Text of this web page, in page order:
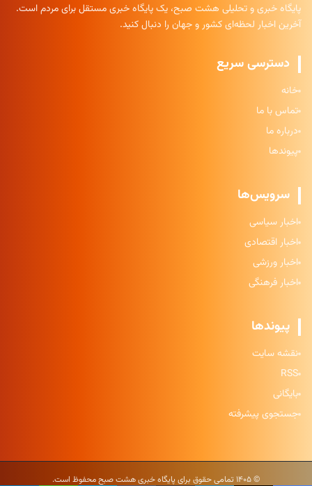
پایگاه خبری و تحلیلی هشت صبح، یک پایگاه خبری مستقل برای مردم است.
آخرین اخبار لحظه‌ای کشور و جهان را دنبال کنید.
دسترسی سریع
خانه
تماس با ما
درباره ما
پیوندها
سرویس‌ها
اخبار سیاسی
اخبار اقتصادی
اخبار ورزشی
اخبار فرهنگی
پیوندها
نقشه سایت
RSS
بایگانی
جستجوی پیشرفته
© ۱۴۰۵ تمامی حقوق برای پایگاه خبری هشت صبح محفوظ است.